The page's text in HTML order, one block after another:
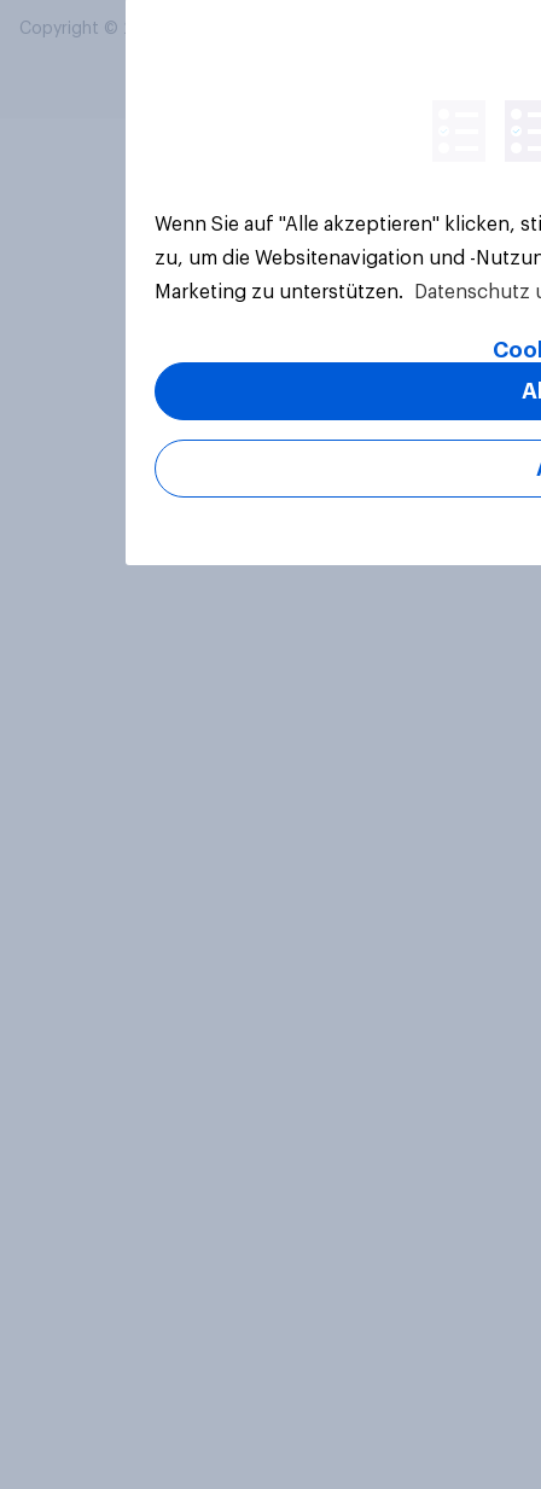
Copyright © 2026 YouGov PLC. Alle Rechte vorbehalten.
Wenn Sie auf "Alle akzeptieren" klicken,
zu, um die Websitenavigation und -
Marketing zu unterstützen.
Datenschutz